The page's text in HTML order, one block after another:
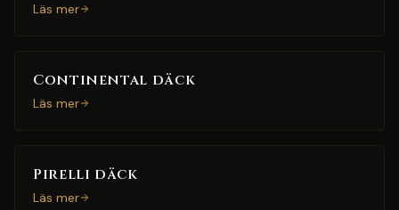
Läs mer
Continental däck
Läs mer
Pirelli däck
Läs mer